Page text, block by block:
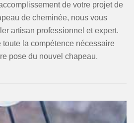
de votre projet de
de cheminée, nous vous
artisan professionnel et expert.
la compétence nécessaire
pose du nouvel chapeau.